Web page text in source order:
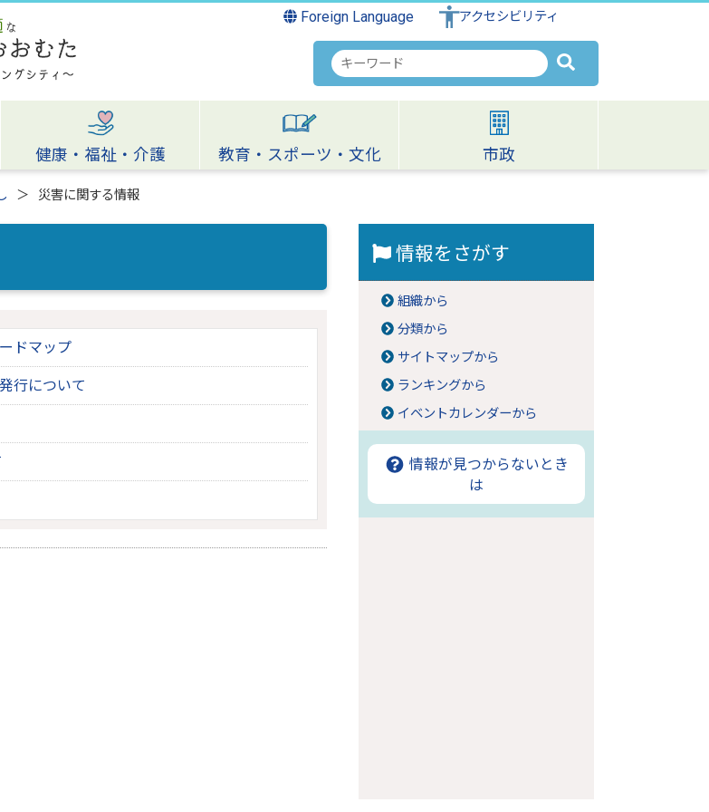
Foreign Language アクセシビリティ
検
索
キ
ワ
ー
健康・福祉・介護 教育・スポーツ・文化 市政
災害に関する情報
ドマップ
行について
情報をさがす
組織から
分類から
サイトマップから
ランキングから
イベントカレンダーから
情報が見つからないとき
は